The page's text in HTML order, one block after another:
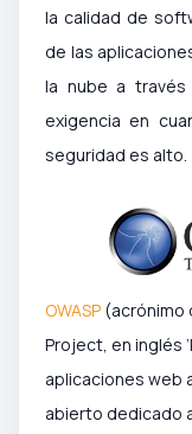
la calidad de
de las
la nube a
exigencia en
seguridad es alto.
OWASP (acrónimo
Project, en inglés
aplicaciones web
abierto dedicado